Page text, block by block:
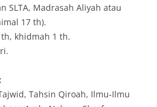
SLTA, Madrasah Aliyah atau
17 th).
khidmah 1 th.
Tahsin Qiroah, Ilmu-Ilmu